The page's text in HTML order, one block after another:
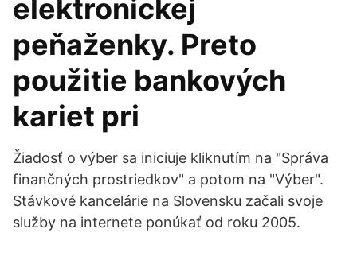
elektronickej
peňaženky. Preto
použitie bankových
kariet pri
Žiadosť o výber sa iniciuje kliknutím na "Správa
finančných prostriedkov" a potom na "Výber".
Stávkové kancelárie na Slovensku začali svoje
služby na internete ponúkať od roku 2005.